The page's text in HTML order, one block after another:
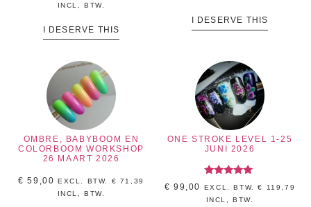
INCL, BTW.
I DESERVE THIS
I DESERVE THIS
OMBRE, BABYBOOM EN
COLORBOOM WORKSHOP
26 MAART 2026
€ 59,00 EXCL. BTW. € 71,39
INCL, BTW.
ONE STROKE LEVEL 1-25
JUNI 2026
Gewaardeerd
5.00
uit 5
€ 99,00 EXCL. BTW.€
119,79
INCL, BTW.